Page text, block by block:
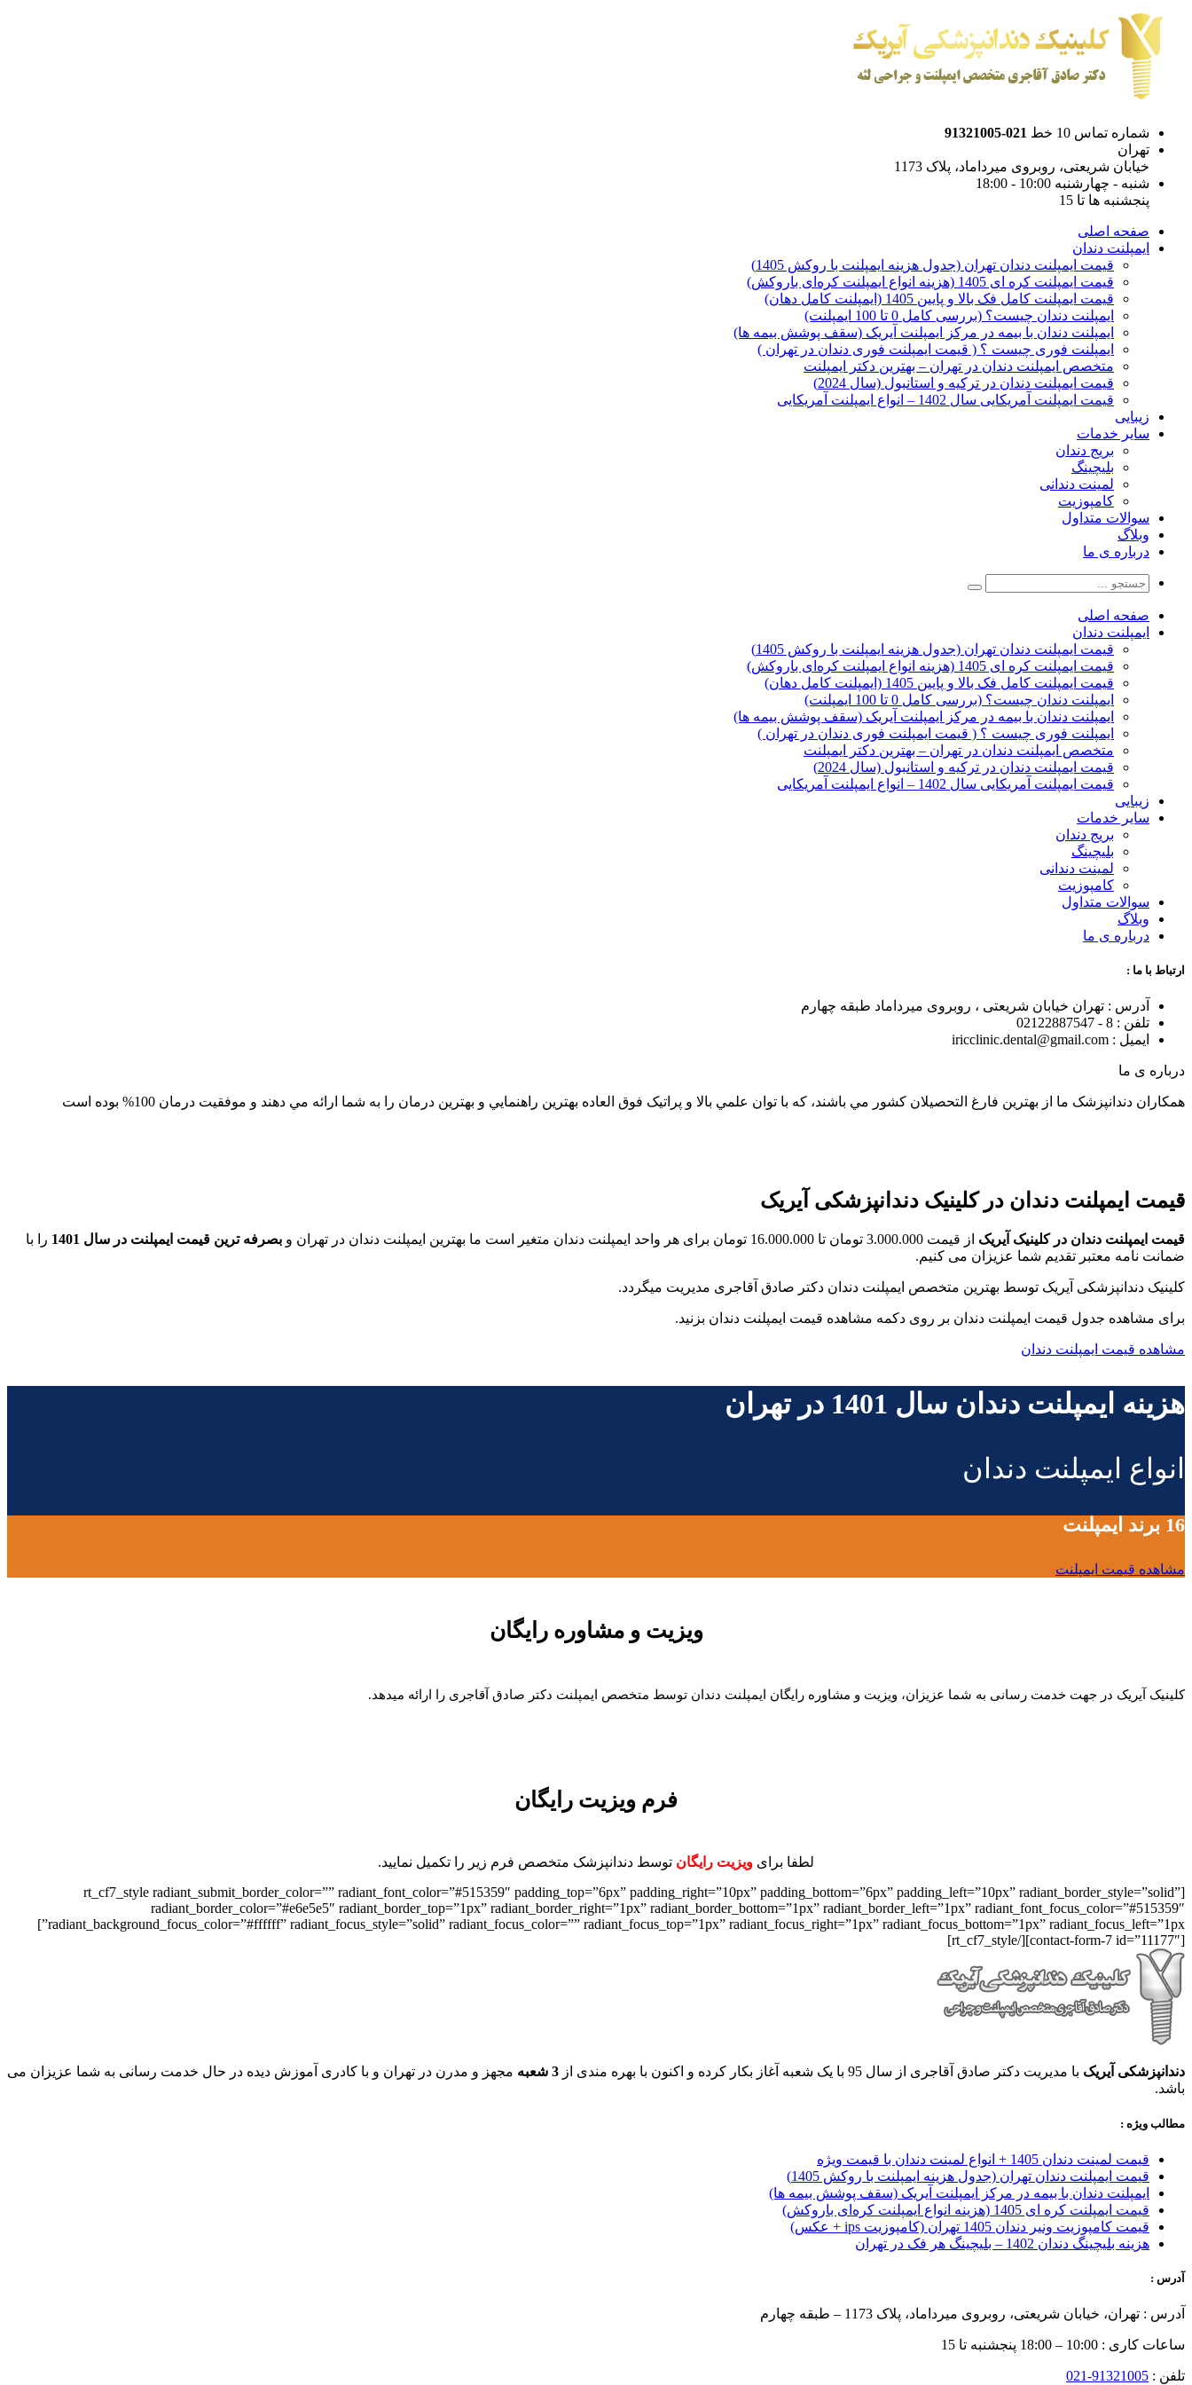
شماره تماس 10 خط
021-91321005
تهران
خیابان شریعتی، روبروی میرداماد، پلاک 1173
شنبه - چهارشنبه 10:00 - 18:00
پنجشنبه ها تا 15
صفحه اصلی
ایمپلنت دندان
قیمت ایمپلنت دندان تهران (جدول هزینه ایمپلنت با روکش 1405)
قیمت ایمپلنت کره ای‌ 1405 (هزینه انواع ایمپلنت کره‌ای با‌روکش)
قیمت ایمپلنت کامل فک بالا و پایین 1405 (ایمپلنت کامل دهان)
ایمپلنت دندان چیست؟ (بررسی کامل 0 تا 100 ایمپلنت)
ایمپلنت دندان با بیمه در مرکز ایمپلنت آیریک (سقف پوشش بیمه ها)
ایمپلنت فوری چیست ؟ ( قیمت ایمپلنت فوری دندان در تهران )
متخصص ایمپلنت دندان در تهران – بهترین دکتر ایمپلنت
قیمت ایمپلنت دندان در ترکیه و استانبول (سال 2024)
قیمت ایمپلنت آمریکایی سال 1402 – انواع ایمپلنت آمریکایی
زیبایی
سایر خدمات
بریج دندان
بلیچینگ
لمینت دندانی
کامپوزیت
سوالات متداول
وبلاگ
درباره ی ما
صفحه اصلی
ایمپلنت دندان
قیمت ایمپلنت دندان تهران (جدول هزینه ایمپلنت با روکش 1405)
قیمت ایمپلنت کره ای‌ 1405 (هزینه انواع ایمپلنت کره‌ای با‌روکش)
قیمت ایمپلنت کامل فک بالا و پایین 1405 (ایمپلنت کامل دهان)
ایمپلنت دندان چیست؟ (بررسی کامل 0 تا 100 ایمپلنت)
ایمپلنت دندان با بیمه در مرکز ایمپلنت آیریک (سقف پوشش بیمه ها)
ایمپلنت فوری چیست ؟ ( قیمت ایمپلنت فوری دندان در تهران )
متخصص ایمپلنت دندان در تهران – بهترین دکتر ایمپلنت
قیمت ایمپلنت دندان در ترکیه و استانبول (سال 2024)
قیمت ایمپلنت آمریکایی سال 1402 – انواع ایمپلنت آمریکایی
زیبایی
سایر خدمات
بریج دندان
بلیچینگ
لمینت دندانی
کامپوزیت
سوالات متداول
وبلاگ
درباره ی ما
ارتباط با ما :
آدرس : تهران خیابان شریعتی ، روبروی میرداماد طبقه چهارم
تلفن : 8 - 02122887547
ایمیل : iricclinic.dental@gmail.com
درباره ی ما
همکاران دندانپزشک ما از بهترين فارغ التحصيلان کشور مي باشند، که با توان علمي بالا و پراتيک فوق العاده بهترين راهنمايي و بهترين درمان را به شما ارائه مي دهند و موفقيت درمان 100% بوده است
قیمت ایمپلنت دندان در کلینیک دندانپزشکی آیریک
قیمت ایمپلنت دندان در کلینیک آیریک از قیمت 3.000.000 تومان تا 16.000.000 تومان برای هر واحد ایمپلنت دندان متغیر است ما بهترین ایمپلنت دندان در تهران و بصرفه ترین قیمت ایمپلنت در سال 1401
را با
ضمانت نامه معتبر تقدیم شما عزیزان می کنیم.
کلینیک دندانپزشکی آیریک توسط بهترین متخصص ایمپلنت دندان دکتر صادق آقاجری مدیریت میگردد.
برای مشاهده جدول قیمت ایمپلنت دندان بر روی دکمه مشاهده قیمت ایمپلنت دندان بزنید.
مشاهده قیمت ایمپلنت دندان
هزینه ایمپلنت دندان سال 1401 در تهران
انواع ایمپلنت دندان
16 برند ایمپلنت
مشاهده قیمت ایمپلنت
ویزیت و مشاوره رایگان
کلینیک آیریک در جهت خدمت رسانی به شما عزیزان، ویزیت و مشاوره رایگان ایمپلنت دندان توسط متخصص ایمپلنت دکتر صادق آقاجری را ارائه میدهد.
فرم ویزیت رایگان
لطفا برای ویزیت رایگان توسط دندانپزشک متخصص فرم زیر را تکمیل نمایید.
[rt_cf7_style radiant_submit_border_color=”” radiant_font_color=”#515359″ padding_top=”6px” padding_right=”10px” padding_bottom=”6px” padding_left=”10px” radiant_border_style=”solid”
radiant_border_color=”#e6e5e5″ radiant_border_top=”1px” radiant_border_right=”1px” radiant_border_bottom=”1px” radiant_border_left=”1px” radiant_font_focus_color=”#515359″
radiant_background_focus_color=”#ffffff” radiant_focus_style=”solid” radiant_focus_color=”” radiant_focus_top=”1px” radiant_focus_right=”1px” radiant_focus_bottom=”1px” radiant_focus_left=”1px”]
[contact-form-7 id=”11177″][/rt_cf7_style]
دندانپزشکی آیریک با مدیریت دکتر صادق آقاجری از سال 95 با یک شعبه آغاز بکار کرده و اکنون با بهره مندی از 3 شعبه
مجهز و مدرن در تهران و با کادری آموزش دیده در حال خدمت رسانی به شما عزیزان می
باشد.
مطالب ویژه :
قیمت لمینت دندان 1405 + انواع لمینت دندان با قیمت ویژه
قیمت ایمپلنت دندان تهران (جدول هزینه ایمپلنت با روکش 1405)
ایمپلنت دندان با بیمه در مرکز ایمپلنت آیریک (سقف پوشش بیمه ها)
قیمت ایمپلنت کره ای‌ 1405 (هزینه انواع ایمپلنت کره‌ای با‌روکش)
قیمت کامپوزیت ونیر دندان 1405 تهران (کامپوزیت ips + عکس)
هزینه بلیچینگ دندان 1402 – بلیچینگ هر فک در تهران
آدرس :
آدرس : تهران، خیابان شریعتی، روبروی میرداماد، پلاک 1173 – طبقه چهارم
ساعات کاری : 10:00 – 18:00 پنجشنبه تا 15
تلفن : 91321005-021